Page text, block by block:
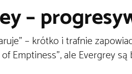
–
– krótko i trafnie
Emptiness”, ale Evergrey